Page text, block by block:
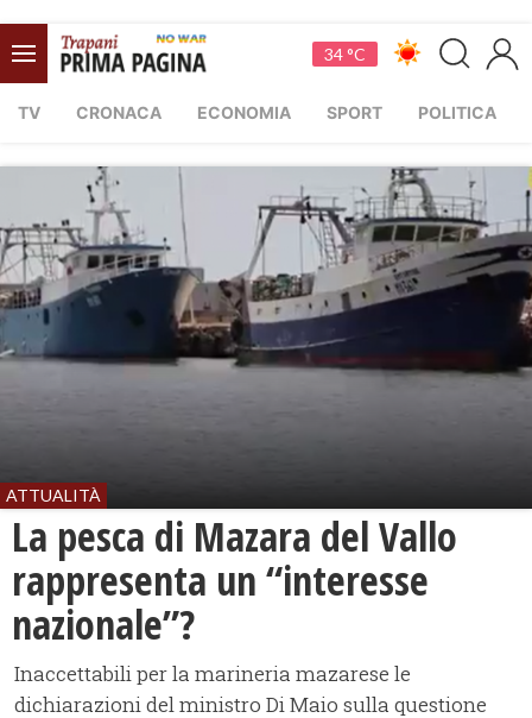
34 °C
TV CRONACA ECONOMIA SPORT POLITICA
ATTUALITÀ
La pesca di Mazara del Vallo
rappresenta un “interesse
nazionale”?
Inaccettabili per la marineria mazarese le
dichiarazioni del ministro Di Maio sulla questione